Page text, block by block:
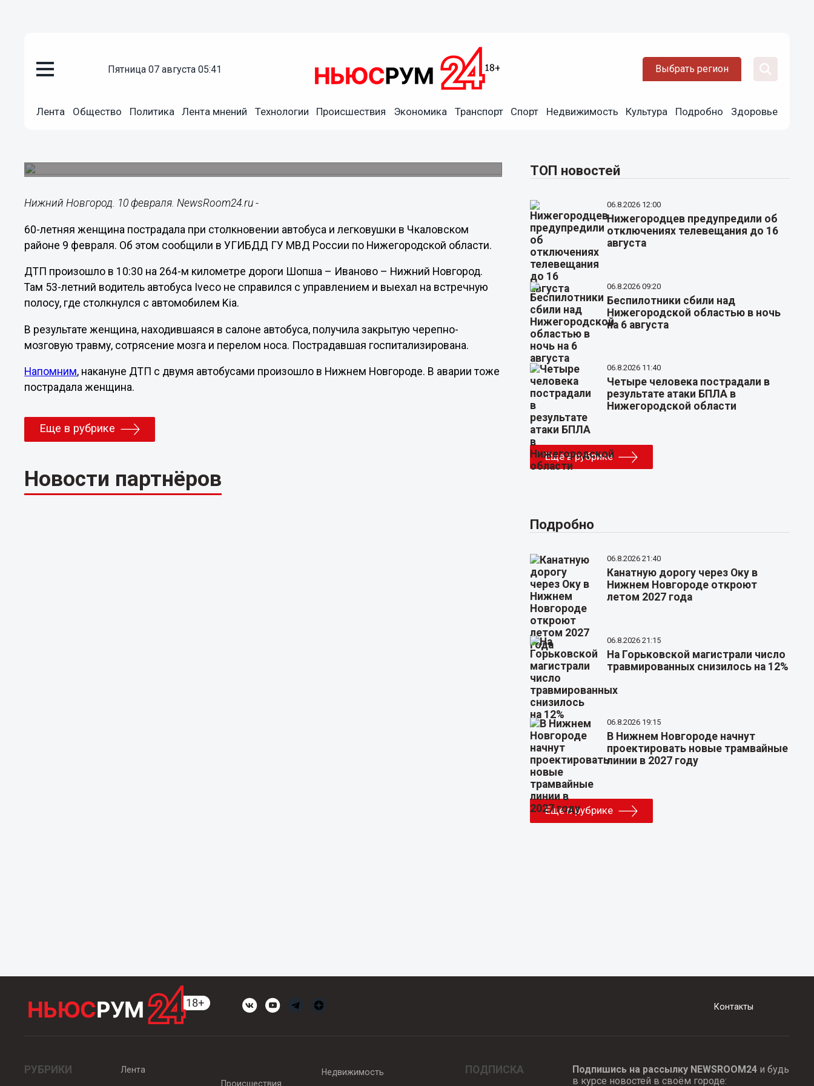
пятница 07 августа 05:41 Выбрать регион
Лента Общество Политика Лента мнений Технологии Происшествия Экономика Транспорт Спорт Недвижимость Культура Подробно Здоровье
Женщина пострадала в ДТП с автобусом в Чкаловском
Нижний Новгород. 10 февраля. NewsRoom24.ru -
60-летняя женщина пострадала при столкновении автобуса и легковушки в Чкаловском
районе 9 февраля. Об этом сообщили в УГИБДД ГУ МВД России по Нижегородской области.
ДТП произошло в 10:30 на 264-м километре дороги Шопша – Иваново – Нижний Новгород.
Там 53-летний водитель автобуса Iveco не справился с управлением и выехал на встречную
полосу, где столкнулся с автомобилем Kia.
В результате женщина, находившаяся в салоне автобуса, получила закрытую черепно-
мозговую травму, сотрясение мозга и перелом носа. Пострадавшая госпитализирована.
Напомним, накануне ДТП с двумя автобусами произошло в Нижнем Новгороде. В аварии тоже
пострадала женщина.
Еще в рубрике
Новости партнёров
ТОП новостей
06.8.2026 12:00
Нижегородцев предупредили об
отключениях телевещания до 16
августа
06.8.2026 09:20
Беспилотники сбили над
Нижегородской областью в ночь
на 6 августа
06.8.2026 11:40
Четыре человека пострадали в
результате атаки БПЛА в
Нижегородской области
Еще в рубрике
Подробно
06.8.2026 21:40
Канатную дорогу через Оку в
Нижнем Новгороде откроют
летом 2027 года
06.8.2026 21:15
На Горьковской магистрали число
травмированных снизилось на 12%
06.8.2026 19:15
В Нижнем Новгороде начнут
проектировать новые трамвайные
линии в 2027 году
Еще в рубрике
Контакты
РУБРИКИ
Лента
Происшествия
Недвижимость ПОДПИСКА Подпишись на рассылку NEWSROOM24и будь
в курсе новостей в своём городе: